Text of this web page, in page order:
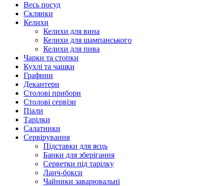
Весь посуд
Склянки
Келихи
Келихи для вина
Келихи для шампанського
Келихи для пива
Чарки та стопки
Кухлі та чашки
Графини
Декантери
Столові прибори
Столові сервізи
Піали
Тарілки
Салатники
Сервірування
Підставки для яєць
Банки для зберігання
Серветки під тарілку
Ланч-бокси
Чайники заварювальні